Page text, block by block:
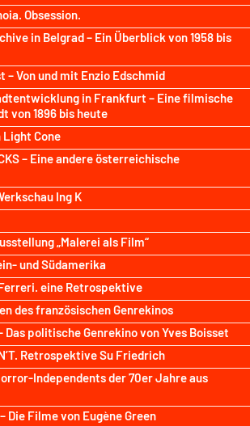
Obsession.
in Belgrad – Ein Überblick von 1958 bis
Von und mit Enzio Edschmid
in Frankfurt – Eine filmische
von 1896 bis heute
Cone
– Eine andere österreichische
Ing K
„Malerei als Film“
und Südamerika
eine Retrospektive
des französischen Genrekinos
Das politische Genrekino von Yves Boisset
Retrospektive Su Friedrich
Independents der 70er Jahre aus
Die Filme von Eugène Green